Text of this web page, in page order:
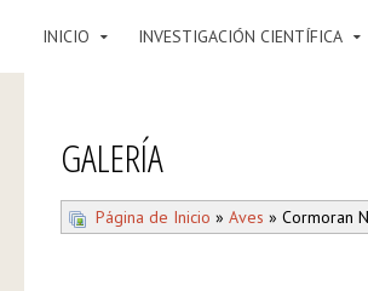
INICIO INVESTIGACIÓN CIENTÍFICA
GALERÍA
Página de Inicio » Aves » Cormoran